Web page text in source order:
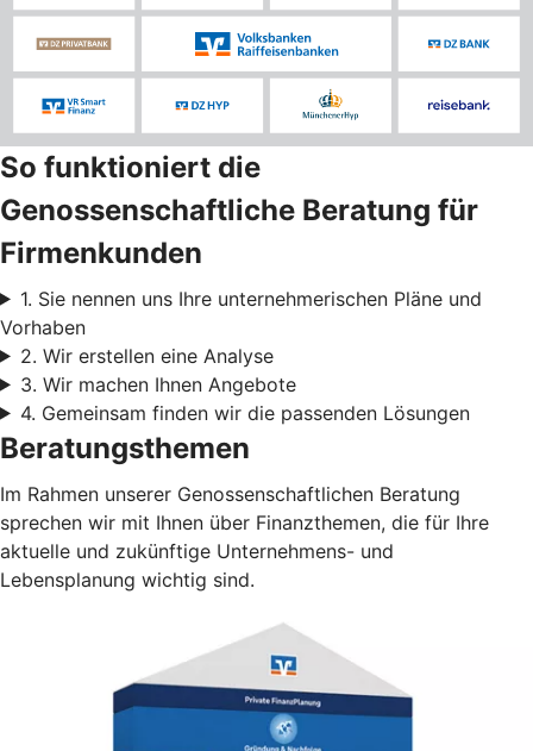
So funktioniert die
Genossenschaftliche Beratung für
Firmenkunden
1. Sie nennen uns Ihre unternehmerischen Pläne und
Vorhaben
2. Wir erstellen eine Analyse
3. Wir machen Ihnen Angebote
4. Gemeinsam finden wir die passenden Lösungen
Beratungsthemen
Im Rahmen unserer Genossenschaftlichen Beratung
sprechen wir mit Ihnen über Finanzthemen, die für Ihre
aktuelle und zukünftige Unternehmens- und
Lebensplanung wichtig sind.